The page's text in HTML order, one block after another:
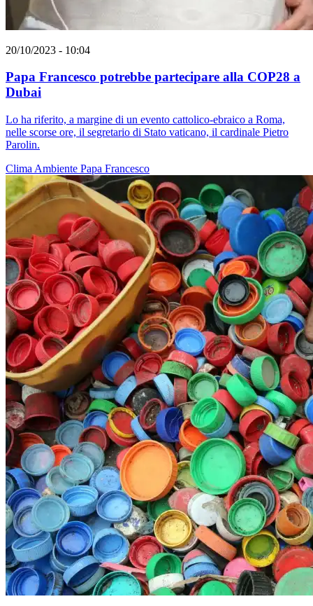
20/10/2023 - 10:04
Papa Francesco potrebbe partecipare alla COP28 a
Dubai
Lo ha riferito, a margine di un evento cattolico-ebraico a Roma,
nelle scorse ore, il segretario di Stato vaticano, il cardinale Pietro
Parolin.
Clima Ambiente Papa Francesco